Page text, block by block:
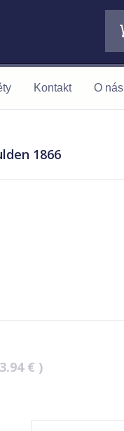
Kontakt O nás
1866
€ )